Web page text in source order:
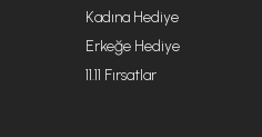
Kadına Hediye
Erkeğe Hediye
11.11 Fırsatlar